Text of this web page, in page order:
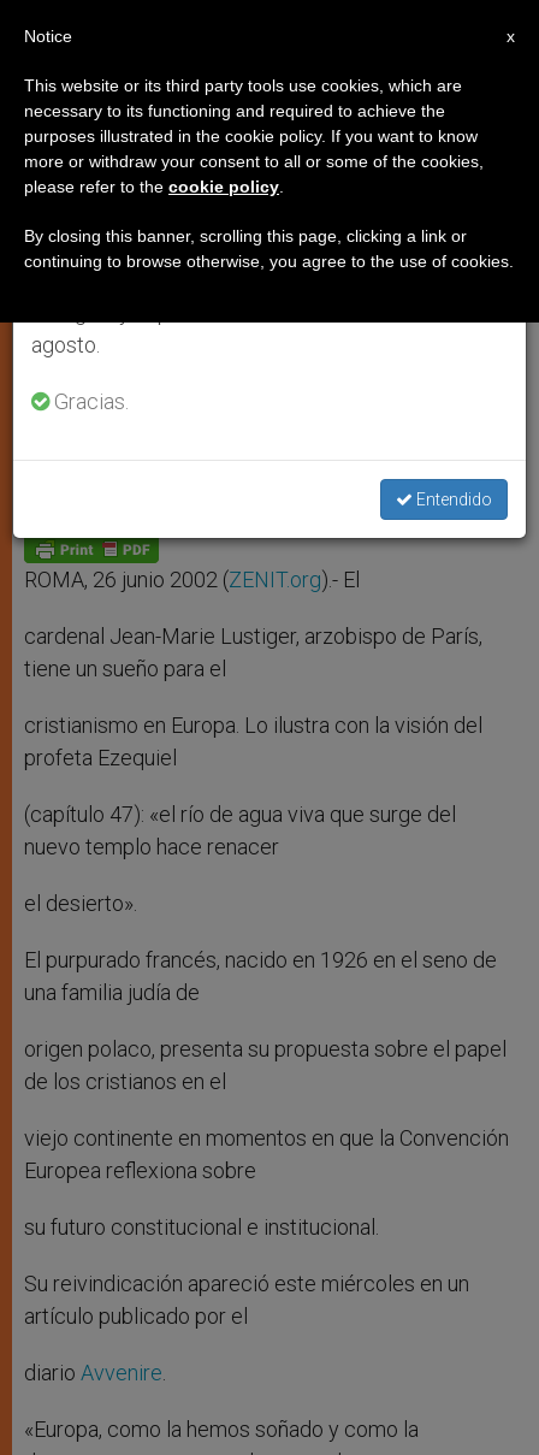
El cristianismo en Europa debe
ser un río que regenera el
desierto
Según el cardenal Jean-Marie Lustiger
JUNIO 26, 2002 00:00
a
p
p
s
g
e
r
c
o
k
i
r
a
ROMA, 26 junio 2002 (ZENIT.org).- El
cardenal Jean-Marie Lustiger, arzobispo de París,
tiene un sueño para el
cristianismo en Europa. Lo ilustra con la visión del
profeta Ezequiel
(capítulo 47): «el río de agua viva que surge del
nuevo templo hace renacer
el desierto».
El purpurado francés, nacido en 1926 en el seno de
una familia judía de
origen polaco, presenta su propuesta sobre el papel
de los cristianos en el
viejo continente en momentos en que la Convención
Europea reflexiona sobre
su futuro constitucional e institucional.
Su reivindicación apareció este miércoles en un
artículo publicado por el
diario Avvenire.
«Europa, como la hemos soñado y como la
×
Aviso importante
Del 27 de julio al 7 de agosto haremos la pausa
anual, aprovechando que en el periodo de verano
se generan menos informaciones y también el
agosto.
Gracias.
Entendido
x
Notice
This website or its third party tools use cookies, which are
necessary to its functioning and required to achieve the
purposes illustrated in the cookie policy. If you want to know
more or withdraw your consent to all or some of the cookies,
please refer to the cookie policy
By closing this banner, scrolling this page, clicking a link or
continuing to browse otherwise, you agree to the use of cookies.